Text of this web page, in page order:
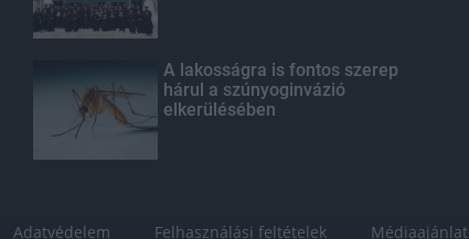
A lakosságra is fontos szerep
hárul a szúnyoginvázió
elkerülésében
Adatvédelem Felhasználási feltételek Médiaajánlat